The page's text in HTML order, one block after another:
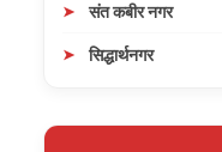
संत कबीर नगर
सिद्धार्थनगर